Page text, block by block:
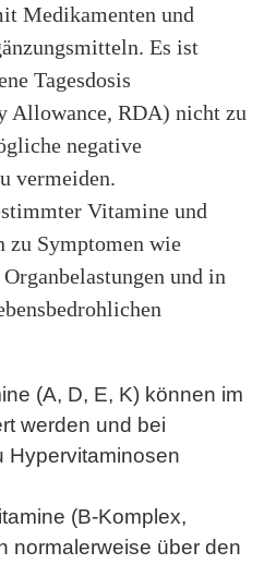
Medikamenten und
Es ist
Tagesdosis
Allowance, RDA) nicht zu
negative
vermeiden.
Vitamine und
zu Symptomen wie
und in
(A, D, E, K) können im
werden und bei
Hypervitaminosen
(B-Komplex,
normalerweise über den